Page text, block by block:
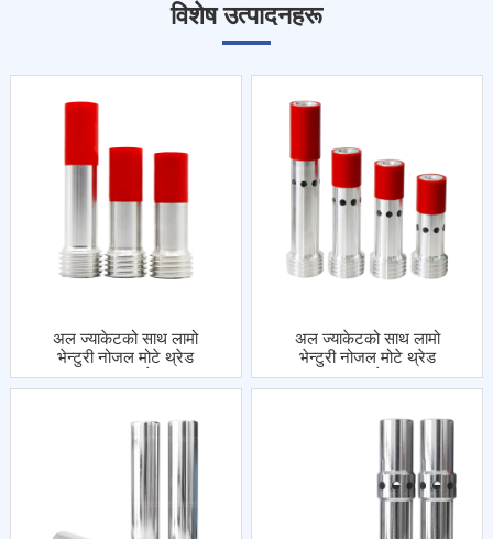
विशेष उत्पादनहरू
अल ज्याकेटको साथ लामो
भेन्टुरी नोजल मोटे थ्रेड
एकल इनलेट
अल ज्याकेटको साथ लामो
भेन्टुरी नोजल मोटे थ्रेड
डबल इनलेटहरू